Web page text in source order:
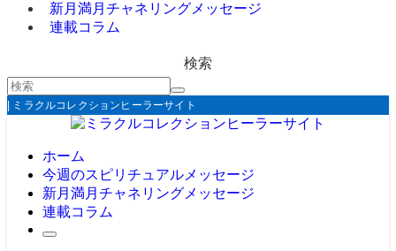
新月満月チャネリングメッセージ
連載コラム
検索
| ミラクルコレクションヒーラーサイト
ホーム
今週のスピリチュアルメッセージ
新月満月チャネリングメッセージ
連載コラム